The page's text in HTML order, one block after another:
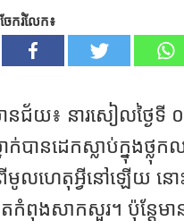
ចែករំលែក៖
ានជ័យ៖ នារសៀលថ្ងៃទី
ក់បានដេកស្លាប់ក្នុងថ្
លហេតុអ្វីនៅឡើយ នោះទ
កំពុងសាកសួរ។ ប៉ុន្តែមា